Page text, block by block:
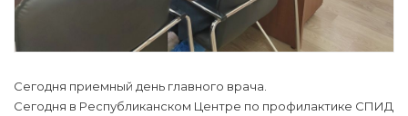
Сегодня приемный день главного врача.
Сегодня в Республиканском Центре по профилактике СПИД